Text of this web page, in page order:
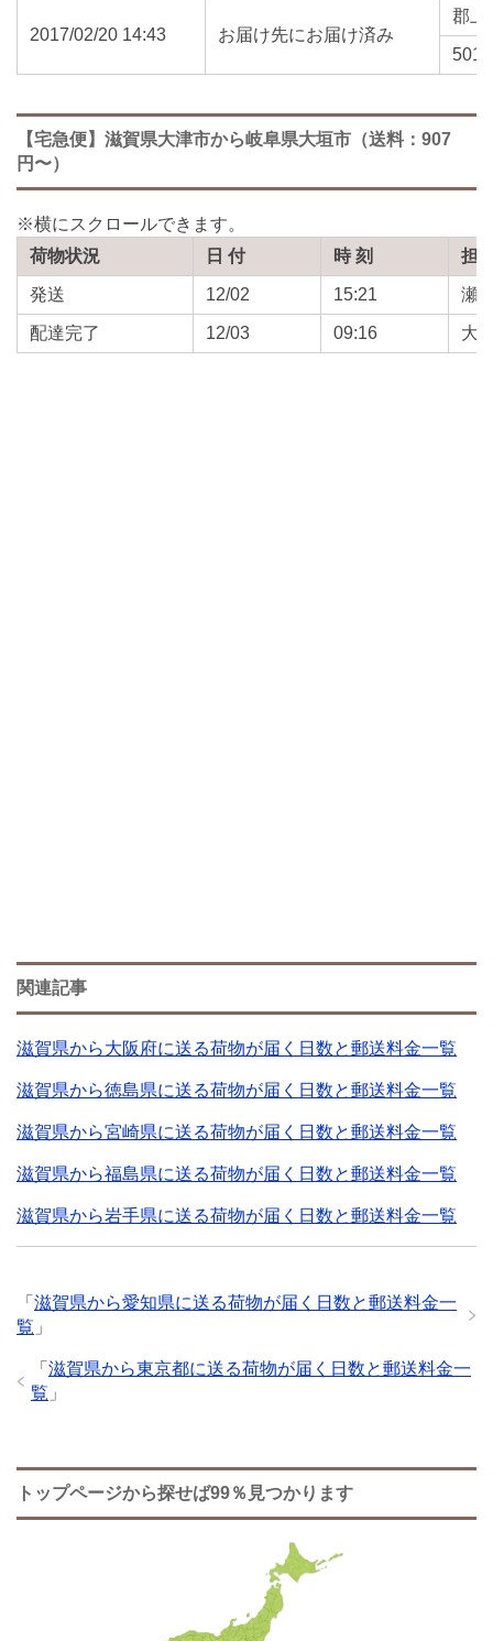
2017/02/20 14:43 お届け先にお届け済み
郡上
501-
【宅急便】滋賀県大津市から岐阜県大垣市（送料：907
円〜）
荷物状況 日 付 時 刻 担
発送 12/02 15:21 瀬
配達完了 12/03 09:16 大
関連記事
滋賀県から大阪府に送る荷物が届く日数と郵送料金一覧
滋賀県から徳島県に送る荷物が届く日数と郵送料金一覧
滋賀県から宮崎県に送る荷物が届く日数と郵送料金一覧
滋賀県から福島県に送る荷物が届く日数と郵送料金一覧
滋賀県から岩手県に送る荷物が届く日数と郵送料金一覧
「 滋賀県から愛知県に送る荷物が届く日数と郵送料金一
覧 」
「 滋賀県から東京都に送る荷物が届く日数と郵送料金一
覧 」
トップページから探せば99％見つかります